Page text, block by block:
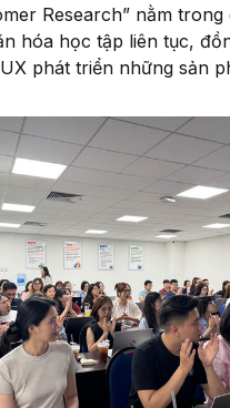
Research” nằm
hóa học tập liên tục,
phát triển những sản